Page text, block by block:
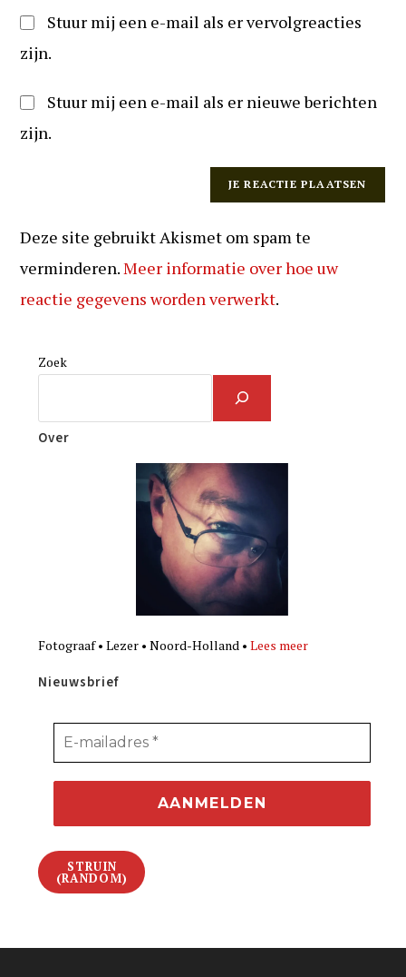
Stuur mij een e-mail als er vervolgreacties
zijn.
Stuur mij een e-mail als er nieuwe berichten
zijn.
Deze site gebruikt Akismet om spam te
verminderen.Meer informatie over hoe uw
reactie gegevens worden verwerkt.
Zoek
Over
Fotograaf • Lezer • Noord-Holland •Lees meer
Nieuwsbrief
STRUIN
(RANDOM)